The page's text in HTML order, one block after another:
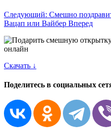
Следующий: Смешно
Вацап или Вайбер Вперед
Скачать ↓
Поделитесь в социальных